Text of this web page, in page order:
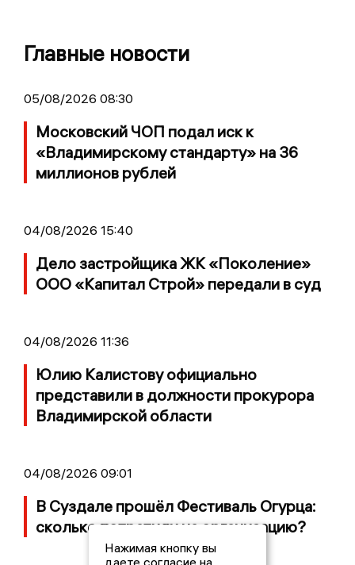
Главные новости
05/08/2026 08:30
Московский ЧОП подал иск к
«Владимирскому стандарту» на 36
миллионов рублей
04/08/2026 15:40
Дело застройщика ЖК «Поколение»
ООО «Капитал Строй» передали в суд
04/08/2026 11:36
Юлию Калистову официально
представили в должности прокурора
Владимирской области
04/08/2026 09:01
В Суздале прошёл Фестиваль Огурца:
сколько потратили на организацию?
Нажимая кнопку вы
даете согласие на